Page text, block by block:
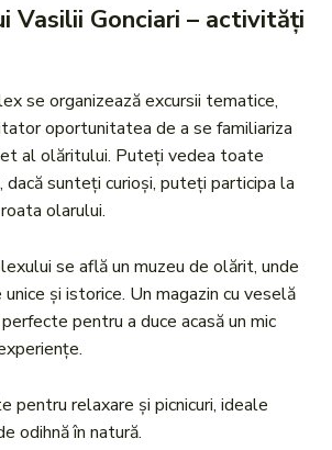
Vasilii Gonciari – activități
se organizează excursii tematice,
oportunitatea de a se familiariza
al olăritului. Puteți vedea toate
sunteți curioși, puteți participa la
olarului.
se află un muzeu de olărit, unde
și istorice. Un magazin cu veselă
pentru a duce acasă un mic
pentru relaxare și picnicuri, ideale
odihnă în natură.